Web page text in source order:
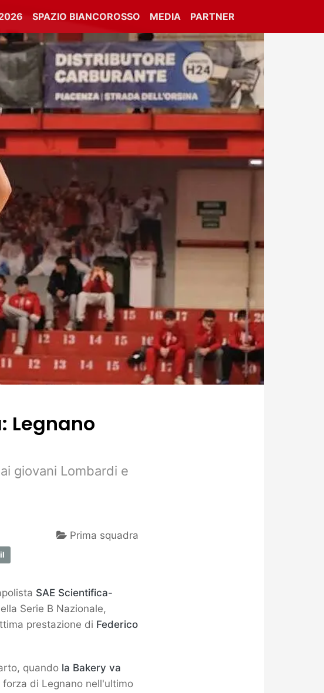
SPAZIO BIANCOROSSO MEDIA PARTNER
Legnano
giovani Lombardi e
Prima squadra
SAE Scientifica-
Serie B Nazionale,
prestazione di Federico
quando la Bakery va
di Legnano nell'ultimo